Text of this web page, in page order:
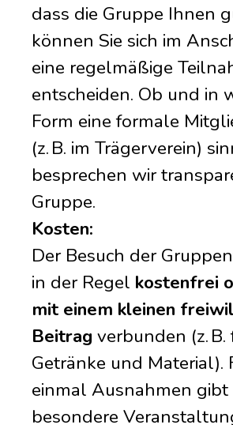
dass die Gruppe Ihnen
können Sie sich im
eine regelmäßige
entscheiden. Ob und in
Form eine formale
(z. B. im Trägerverein)
besprechen wir
Gruppe.
Kosten:
Der Besuch der
in der Regel kostenfrei
mit einem kleinen
Beitrag verbunden (z. B.
Getränke und Material).
einmal Ausnahmen gibt
besondere